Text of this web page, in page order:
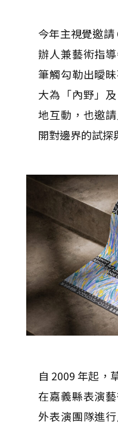
今年主視覺邀請
辦人兼藝術指
筆觸勾勒出曖
大為「內野」
地互動，也邀
開對邊界的試探
自 2009 年起，
在嘉義縣表演
外表演團隊進